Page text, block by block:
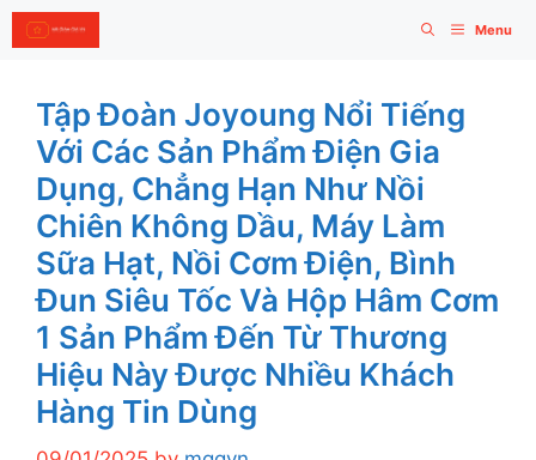
Skip
to
Menu
Tập Đoàn Joyoung Nổi Tiếng
Với Các Sản Phẩm Điện Gia
Dụng, Chẳng Hạn Như Nồi
Chiên Không Dầu, Máy Làm
Sữa Hạt, Nồi Cơm Điện, Bình
Đun Siêu Tốc Và Hộp Hâm Cơm
1 Sản Phẩm Đến Từ Thương
Hiệu Này Được Nhiều Khách
Hàng Tin Dùng